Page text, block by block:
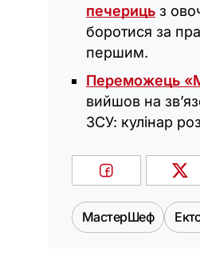
печериць з
боротися за
першим.
Переможець
вийшов на
ЗСУ: кулінар
МастерШеф